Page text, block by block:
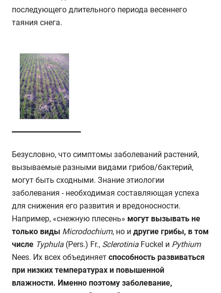
последующего длительного периода весеннего
таяния снега.
Безусловно, что симптомы заболеваний растений,
вызываемые разными видами грибов/бактерий,
могут быть сходными. Знание этиологии
заболевания - необходимая составляющая успеха
для снижения его развития и вредоносности.
Например, «снежную плесень» могут вызывать не
только виды Microdochium, но и другие грибы, в том
числе Typhula (Pers.) Fr., Sclerotinia Fuckel и Pythium
Nees. Их всех объединяет способность развиваться
при низких температурах и повышенной
влажности. Именно поэтому заболевание,